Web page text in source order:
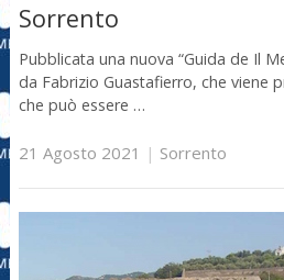
Sorrento
Pubblicata una nuova “Guida de Il
da Fabrizio Guastafierro, che viene
che può essere …
21 Agosto 2021 | Sorrento